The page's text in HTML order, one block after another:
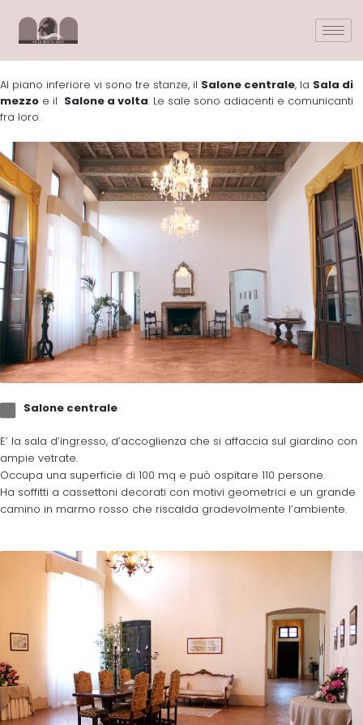
Al piano inferiore vi sono tre stanze, il Salone centrale, la Sala di
mezzo e il Salone a volta. Le sale sono adiacenti e comunicanti
fra loro.
Salone centrale
E’ la sala d’ingresso, d’accoglienza che si affaccia sul giardino con
ampie vetrate.
Occupa una superficie di 100 mq e può ospitare 110 persone.
Ha soffitti a cassettoni decorati con motivi geometrici e un grande
camino in marmo rosso che riscalda gradevolmente l’ambiente.